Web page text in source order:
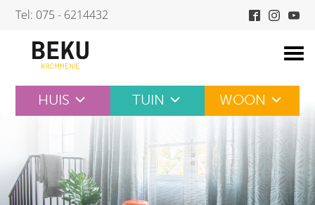
Skip
content
Tel: 075 - 6214432
HUIS TUIN WOON